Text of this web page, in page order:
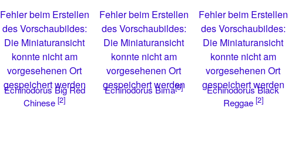
Fehler beim Erstellen
des Vorschaubildes:
Die Miniaturansicht
konnte nicht am
vorgesehenen Ort
gespeichert werden
Echinodorus Big Red
Chinese [2]
Fehler beim Erstellen
des Vorschaubildes:
Die Miniaturansicht
konnte nicht am
vorgesehenen Ort
gespeichert werden
Echinodorus Bima[5]
Fehler beim Erstellen
des Vorschaubildes:
Die Miniaturansicht
konnte nicht am
vorgesehenen Ort
gespeichert werden
Echinodorus Black
Reggae [2]